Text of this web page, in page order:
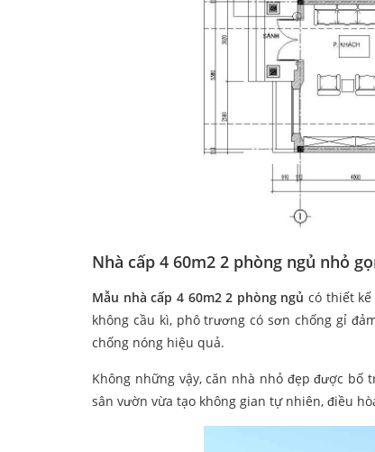
Nhà cấp 4 60m2 2 phòng ngủ nhỏ
Mẫu nhà cấp 4 60m2 2 phòng ngủ có thiết
không cầu kì, phô trương có sơn chống gỉ
chống nóng hiệu quả.
Không những vậy, căn nhà nhỏ đẹp được
sân vườn vừa tạo không gian tự nhiên, điều